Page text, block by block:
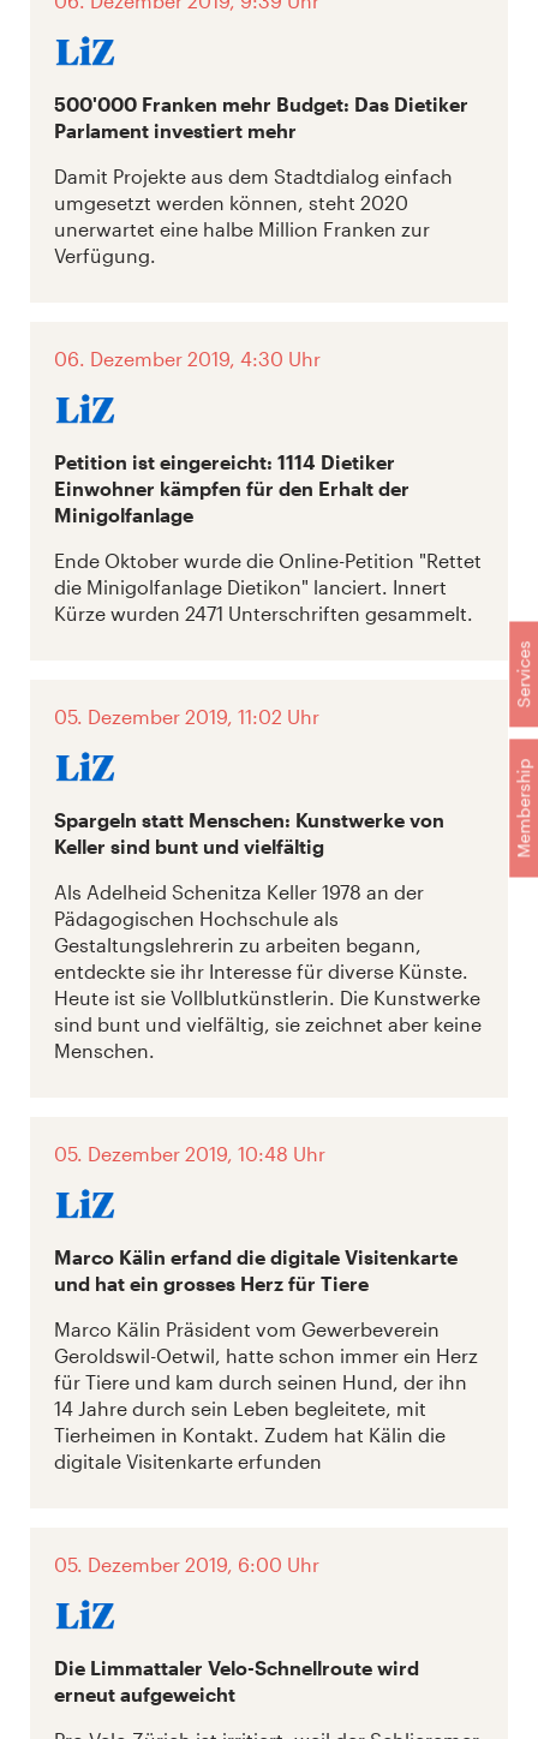
Membership
Services
500'000 Franken mehr Budget: Das Dietiker
Parlament investiert mehr
Damit Projekte aus dem Stadtdialog einfach
umgesetzt werden können, steht 2020
unerwartet eine halbe Million Franken zur
Verfügung.
06. Dezember 2019, 4:30 Uhr
Petition ist eingereicht: 1114 Dietiker
Einwohner kämpfen für den Erhalt der
Minigolfanlage
Ende Oktober wurde die Online-Petition "Rettet
die Minigolfanlage Dietikon" lanciert. Innert
Kürze wurden 2471 Unterschriften gesammelt.
05. Dezember 2019, 11:02 Uhr
Spargeln statt Menschen: Kunstwerke von
Keller sind bunt und vielfältig
Als Adelheid Schenitza Keller 1978 an der
Pädagogischen Hochschule als
Gestaltungslehrerin zu arbeiten begann,
entdeckte sie ihr Interesse für diverse Künste.
Heute ist sie Vollblutkünstlerin. Die Kunstwerke
sind bunt und vielfältig, sie zeichnet aber keine
Menschen.
05. Dezember 2019, 10:48 Uhr
Marco Kälin erfand die digitale Visitenkarte
und hat ein grosses Herz für Tiere
Marco Kälin Präsident vom Gewerbeverein
Geroldswil-Oetwil, hatte schon immer ein Herz
für Tiere und kam durch seinen Hund, der ihn
14 Jahre durch sein Leben begleitete, mit
Tierheimen in Kontakt. Zudem hat Kälin die
digitale Visitenkarte erfunden
05. Dezember 2019, 6:00 Uhr
Die Limmattaler Velo-Schnellroute wird
erneut aufgeweicht